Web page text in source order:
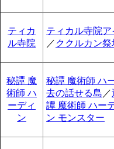
ティカ
ル寺院
ティカル寺院ア
／ ククルカン祭
秘譚 魔
術師 ハ
ーディ
ン
秘譚 魔術師 ハ
去の話せる島 ／
譚 魔術師 ハー
ン モンスター